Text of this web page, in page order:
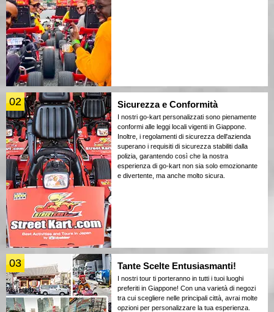
02 Sicurezza e Conformità
I nostri go-kart personalizzati sono pienamente
conformi alle leggi locali vigenti in Giappone.
Inoltre, i regolamenti di sicurezza dell'azienda
superano i requisiti di sicurezza stabiliti dalla
polizia, garantendo così che la nostra
esperienza di go-kart non sia solo emozionante
e divertente, ma anche molto sicura.
03 Tante Scelte Entusiasmanti!
I nostri tour ti porteranno in tutti i tuoi luoghi
preferiti in Giappone! Con una varietà di negozi
tra cui scegliere nelle principali città, avrai molte
opzioni per personalizzare la tua esperienza.